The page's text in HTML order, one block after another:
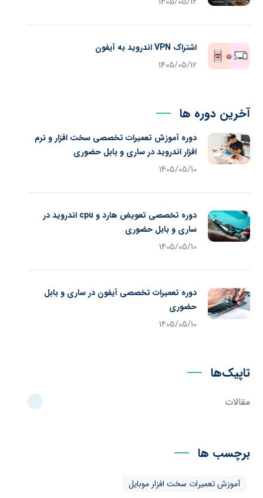
اشتراک VPN اندروید به آیفون
1405/05/12
آخرین دوره ها
دوره آموزش تعمیرات تخصصی سخت افزار و نرم
افزار اندروید در ساری و بابل حضوری
1405/05/10
دوره تخصصی تعویض هارد و cpu اندروید در
ساری و بابل حضوری
1405/05/10
دوره تعمیرات تخصصی آیفون در ساری و بابل
حضوری
1405/05/10
تاپیک‌ها
مقالات
برچسب ها
آموزش تعمیرات سخت افزار موبایل